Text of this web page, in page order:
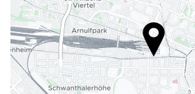
接待服務
24 小時接待櫃檯
行李寄存